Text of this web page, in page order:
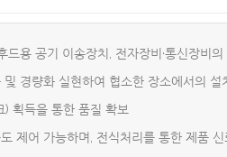
드용 공기 이송장치, 전자장비·통신장비
경량화 실현하여 협소한 장소에서의 설
) 획득을 통한 품질 확보
제어 가능하며, 전식처리를 통한 제품